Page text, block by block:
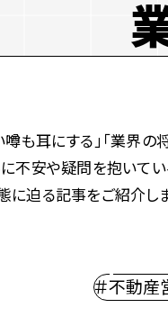
も耳にする」「業界の
不安や疑問を抱いてい
に迫る記事をご紹介し
＃不動産